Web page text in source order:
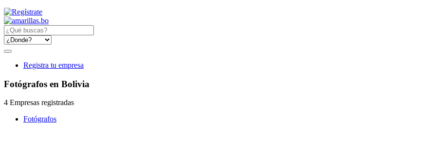
Registra tu empresa
Fotógrafos en Bolivia
4 Empresas registradas
Fotógrafos